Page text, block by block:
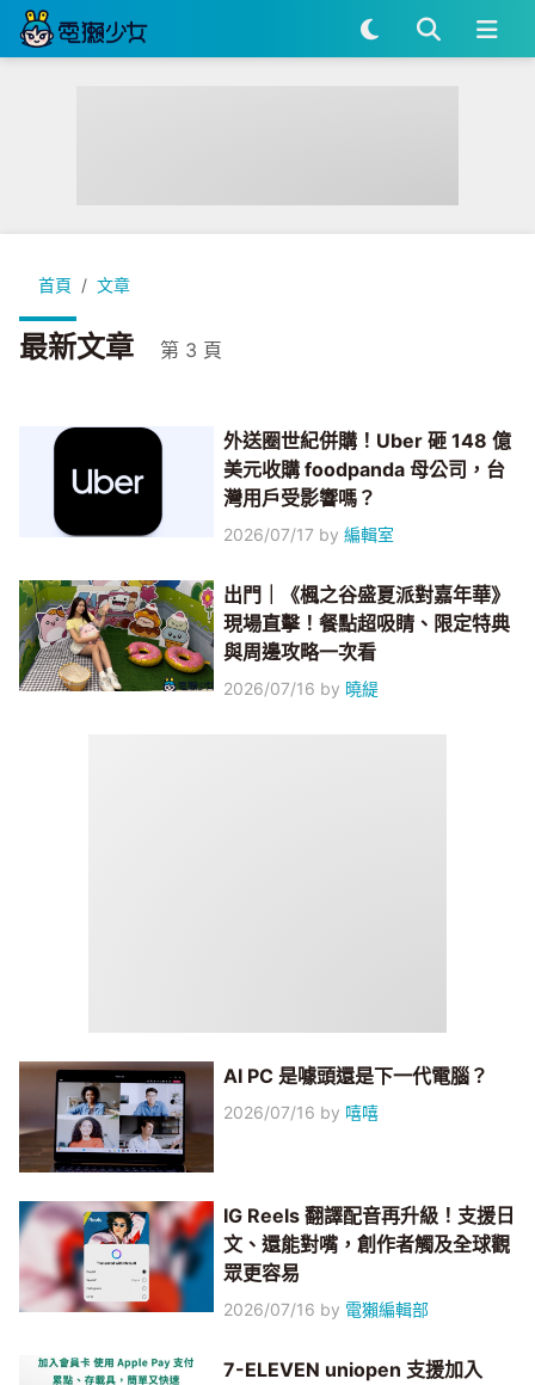
首頁 文章
最新文章 第 3 頁
外送圈世紀併購！Uber 砸 148 億
美元收購 foodpanda 母公司，台
灣用戶受影響嗎？
2026/07/17 by編輯室
出門｜《楓之谷盛夏派對嘉年華》
現場直擊！餐點超吸睛、限定特典
與周邊攻略一次看
2026/07/16 by 曉緹
AI PC 是噱頭還是下一代電腦？
2026/07/16 by 嘻嘻
IG Reels 翻譯配音再升級！支援日
文、還能對嘴，創作者觸及全球觀
眾更容易
2026/07/16 by 電獺編輯部
7-ELEVEN uniopen 支援加入